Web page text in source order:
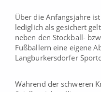
Über die Anfangsjahre
lediglich als gesichert
neben den Stockball-
Fußballern eine eigene
Langburkersdorfer
Während der schweren